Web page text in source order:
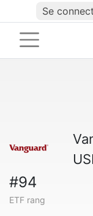
Se
#94
ETF rang